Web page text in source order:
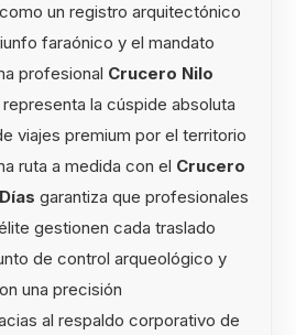
un registro arquitectónico
faraónico y el mandato
profesional Crucero Nilo
representa la cúspide absoluta
viajes premium por el territorio
ruta a medida con el Crucero
garantiza que profesionales
gestionen cada traslado
de control arqueológico y
una precisión
al respaldo corporativo de